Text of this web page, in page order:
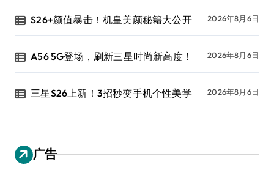
S26+颜值暴击！机皇美颜秘籍大公开 2026年8月6日
A56 5G登场，刷新三星时尚新高度！ 2026年8月6日
三星S26上新！3招秒变手机个性美学 2026年8月6日
广告